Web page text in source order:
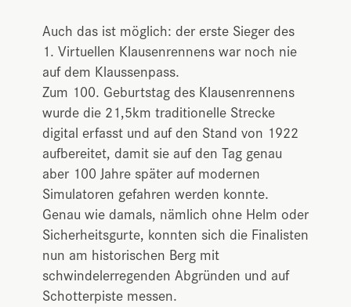
Auch das ist möglich: der erste Sieger des
1. Virtuellen Klausenrennens war noch nie
auf dem Klaussenpass.
Zum 100. Geburtstag des Klausenrennens
wurde die 21,5km traditionelle Strecke
digital erfasst und auf den Stand von 1922
aufbereitet, damit sie auf den Tag genau
aber 100 Jahre später auf modernen
Simulatoren gefahren werden konnte.
Genau wie damals, nämlich ohne Helm oder
Sicherheitsgurte, konnten sich die Finalisten
nun am historischen Berg mit
schwindelerregenden Abgründen und auf
Schotterpiste messen.